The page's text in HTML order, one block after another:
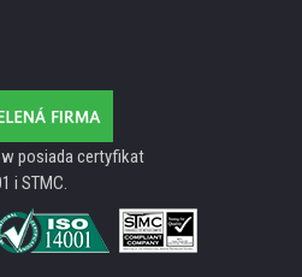
posiada certyfikat
i STMC.